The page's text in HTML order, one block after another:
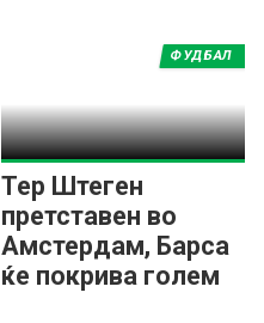
Тер Штеген
претставен во
Амстердам, Барса
ќе покрива голем
ФУДБАЛ